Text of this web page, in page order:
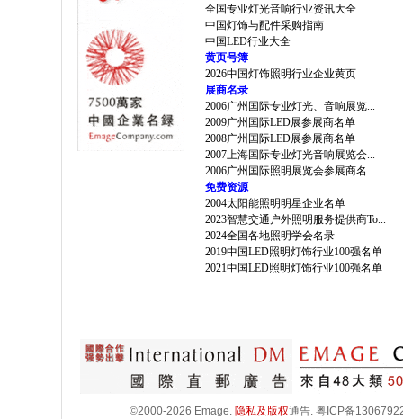
全国专业灯光音响行业资讯大全
中国灯饰与配件采购指南
中国LED行业大全
黄页号簿
2026中国灯饰照明行业企业黄页
展商名录
2006广州国际专业灯光、音响展览...
2009广州国际LED展参展商名单
2008广州国际LED展参展商名单
2007上海国际专业灯光音响展览会...
2006广州国际照明展览会参展商名...
免费资源
2004太阳能照明明星企业名单
2023智慧交通户外照明服务提供商To...
2024全国各地照明学会名录
2019中国LED照明灯饰行业100强名单
2021中国LED照明灯饰行业100强名单
©2000-2026 Emage. 隐私及版权通告. 粤ICP备